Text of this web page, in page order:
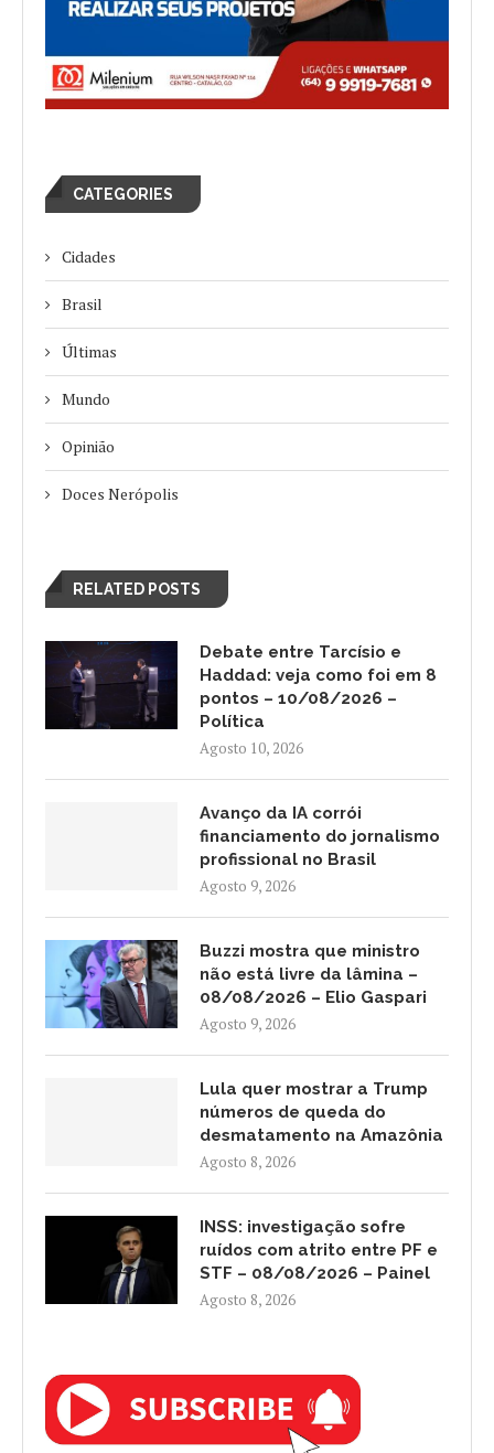
CATEGORIES
Cidades
Brasil
Últimas
Mundo
Opinião
Doces Nerópolis
RELATED POSTS
Debate entre Tarcísio e
Haddad: veja como foi em 8
pontos – 10/08/2026 –
Política
Agosto 10, 2026
Avanço da IA corrói
financiamento do jornalismo
profissional no Brasil
Agosto 9, 2026
Buzzi mostra que ministro
não está livre da lâmina –
08/08/2026 – Elio Gaspari
Agosto 9, 2026
Lula quer mostrar a Trump
números de queda do
desmatamento na Amazônia
Agosto 8, 2026
INSS: investigação sofre
ruídos com atrito entre PF e
STF – 08/08/2026 – Painel
Agosto 8, 2026